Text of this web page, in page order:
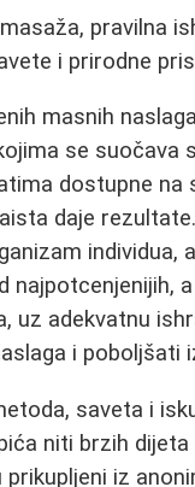
pravilna
i prirodne
masnih
se
dostupne
daje
individua, a
najpotcenjenijih,
uz adekvatnu
i poboljšati
saveta i
niti brzih dijeta
iz